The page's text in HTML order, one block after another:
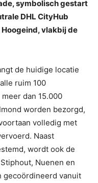
symbolisch gestart
DHL CityHub
vlakbij de
de huidige locatie
ruim 100
dan 15.000
worden bezorgd,
volledig met
Naast
wordt ook de
Nuenen en
gecoördineerd vanuit